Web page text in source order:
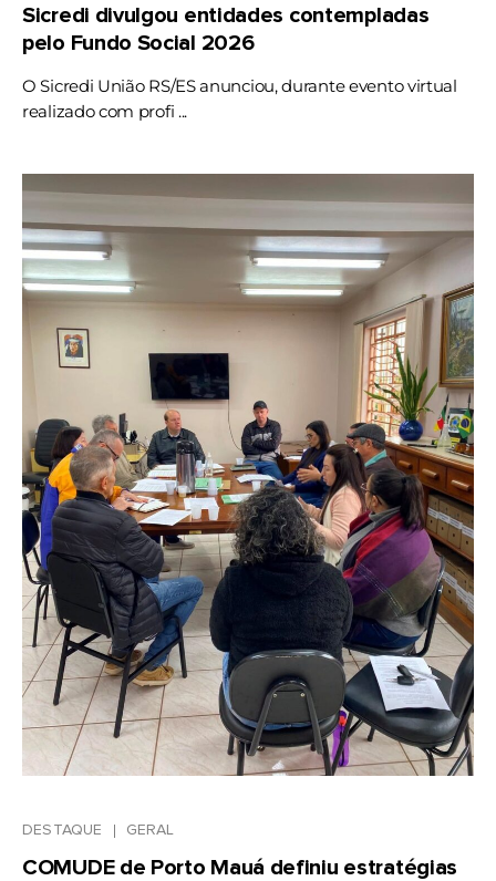
Sicredi divulgou entidades contempladas
pelo Fundo Social 2026
O Sicredi União RS/ES anunciou, durante evento virtual
realizado com profi ...
DESTAQUE GERAL
COMUDE de Porto Mauá definiu estratégias